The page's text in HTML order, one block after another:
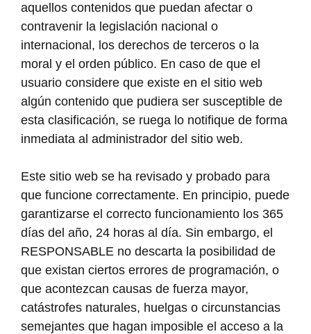
aquellos contenidos que puedan afectar o
contravenir la legislación nacional o
internacional, los derechos de terceros o la
moral y el orden público. En caso de que el
usuario considere que existe en el sitio web
algún contenido que pudiera ser susceptible de
esta clasificación, se ruega lo notifique de forma
inmediata al administrador del sitio web.
Este sitio web se ha revisado y probado para
que funcione correctamente. En principio, puede
garantizarse el correcto funcionamiento los 365
días del año, 24 horas al día. Sin embargo, el
RESPONSABLE no descarta la posibilidad de
que existan ciertos errores de programación, o
que acontezcan causas de fuerza mayor,
catástrofes naturales, huelgas o circunstancias
semejantes que hagan imposible el acceso a la